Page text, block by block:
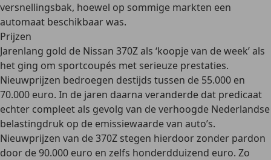
versnellingsbak, hoewel op sommige markten een
automaat beschikbaar was.
Prijzen
Jarenlang gold de Nissan 370Z als ‘koopje van de week’ als
het ging om sportcoupés met serieuze prestaties.
Nieuwprijzen bedroegen destijds tussen de 55.000 en
70.000 euro. In de jaren daarna veranderde dat predicaat
echter compleet als gevolg van deverhoogde Nederlandse
belastingdruk op de emissiewaarde van auto’s.
Nieuwprijzen van de 370Z stegen hierdoor zonder pardon
door de 90.000 euro en zelfs honderdduizend euro. Zo